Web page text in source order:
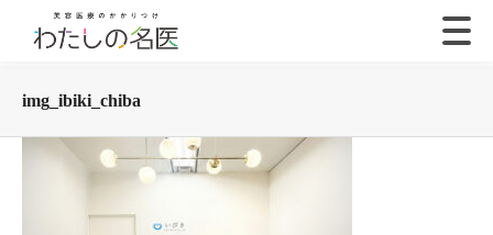
img_ibiki_chiba